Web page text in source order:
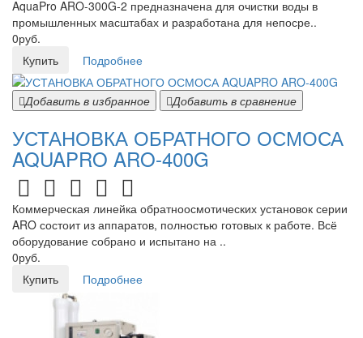
AquaPro ARO-300G-2 предназначена для очистки воды в
промышленных масштабах и разработана для непосре..
0руб.
Купить
Подробнее
Добавить в избранное Добавить в сравнение
УСТАНОВКА ОБРАТНОГО ОСМОСА
AQUAPRO ARO-400G
Коммерческая линейка обратноосмотических установок серии
ARO состоит из аппаратов, полностью готовых к работе. Всё
оборудование собрано и испытано на ..
0руб.
Купить
Подробнее